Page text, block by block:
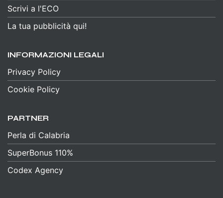
Scrivi a l'ECO
La tua pubblicità qui!
INFORMAZIONI LEGALI
Privacy Policy
Cookie Policy
PARTNER
Perla di Calabria
SuperBonus 110%
Codex Agency